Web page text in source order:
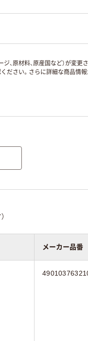
、原材料、原産国など）が変
さい。さらに詳細な商品情報
メーカー品番